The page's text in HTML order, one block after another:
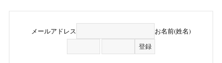
メールアドレス お名前(姓名)